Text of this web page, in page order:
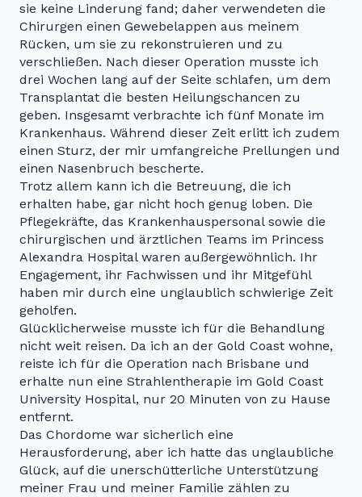
sie keine Linderung fand; daher verwendeten die
Chirurgen einen Gewebelappen aus meinem
Rücken, um sie zu rekonstruieren und zu
verschließen. Nach dieser Operation musste ich
drei Wochen lang auf der Seite schlafen, um dem
Transplantat die besten Heilungschancen zu
geben. Insgesamt verbrachte ich fünf Monate im
Krankenhaus. Während dieser Zeit erlitt ich zudem
einen Sturz, der mir umfangreiche Prellungen und
einen Nasenbruch bescherte.
Trotz allem kann ich die Betreuung, die ich
erhalten habe, gar nicht hoch genug loben. Die
Pflegekräfte, das Krankenhauspersonal sowie die
chirurgischen und ärztlichen Teams im Princess
Alexandra Hospital waren außergewöhnlich. Ihr
Engagement, ihr Fachwissen und ihr Mitgefühl
haben mir durch eine unglaublich schwierige Zeit
geholfen.
Glücklicherweise musste ich für die Behandlung
nicht weit reisen. Da ich an der Gold Coast wohne,
reiste ich für die Operation nach Brisbane und
erhalte nun eine Strahlentherapie im Gold Coast
University Hospital, nur 20 Minuten von zu Hause
entfernt.
Das Chordome war sicherlich eine
Herausforderung, aber ich hatte das unglaubliche
Glück, auf die unerschütterliche Unterstützung
meiner Frau und meiner Familie zählen zu